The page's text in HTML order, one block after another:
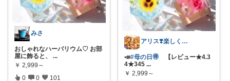
みさ
おしゃれなハーバリウム♡ お部
屋に飾ると、
...
￥ 2,999～
0 0 101
アリス❣️楽しく買い物したい😆
📣#母の日🉐 【レビュー★4.3
4★345 ...
￥ 2,999～